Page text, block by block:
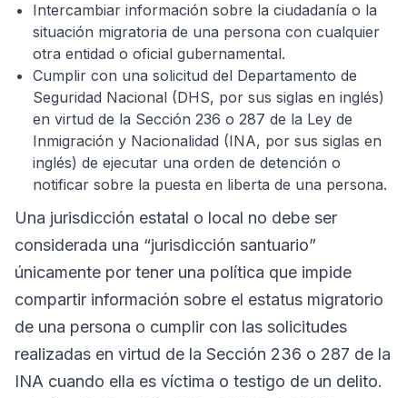
Intercambiar información sobre la ciudadanía o la
situación migratoria de una persona con cualquier
otra entidad o oficial gubernamental.
Cumplir con una solicitud del Departamento de
Seguridad Nacional (DHS, por sus siglas en inglés)
en virtud de la Sección 236 o 287 de la Ley de
Inmigración y Nacionalidad (INA, por sus siglas en
inglés) de ejecutar una orden de detención o
notificar sobre la puesta en liberta de una persona.
Una jurisdicción estatal o local no debe ser
considerada una “jurisdicción santuario”
únicamente por tener una política que impide
compartir información sobre el estatus migratorio
de una persona o cumplir con las solicitudes
realizadas en virtud de la Sección 236 o 287 de la
INA cuando ella es víctima o testigo de un delito.